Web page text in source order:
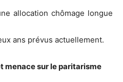
allocation chômage longue
ans prévus actuellement.
menace sur le paritarisme